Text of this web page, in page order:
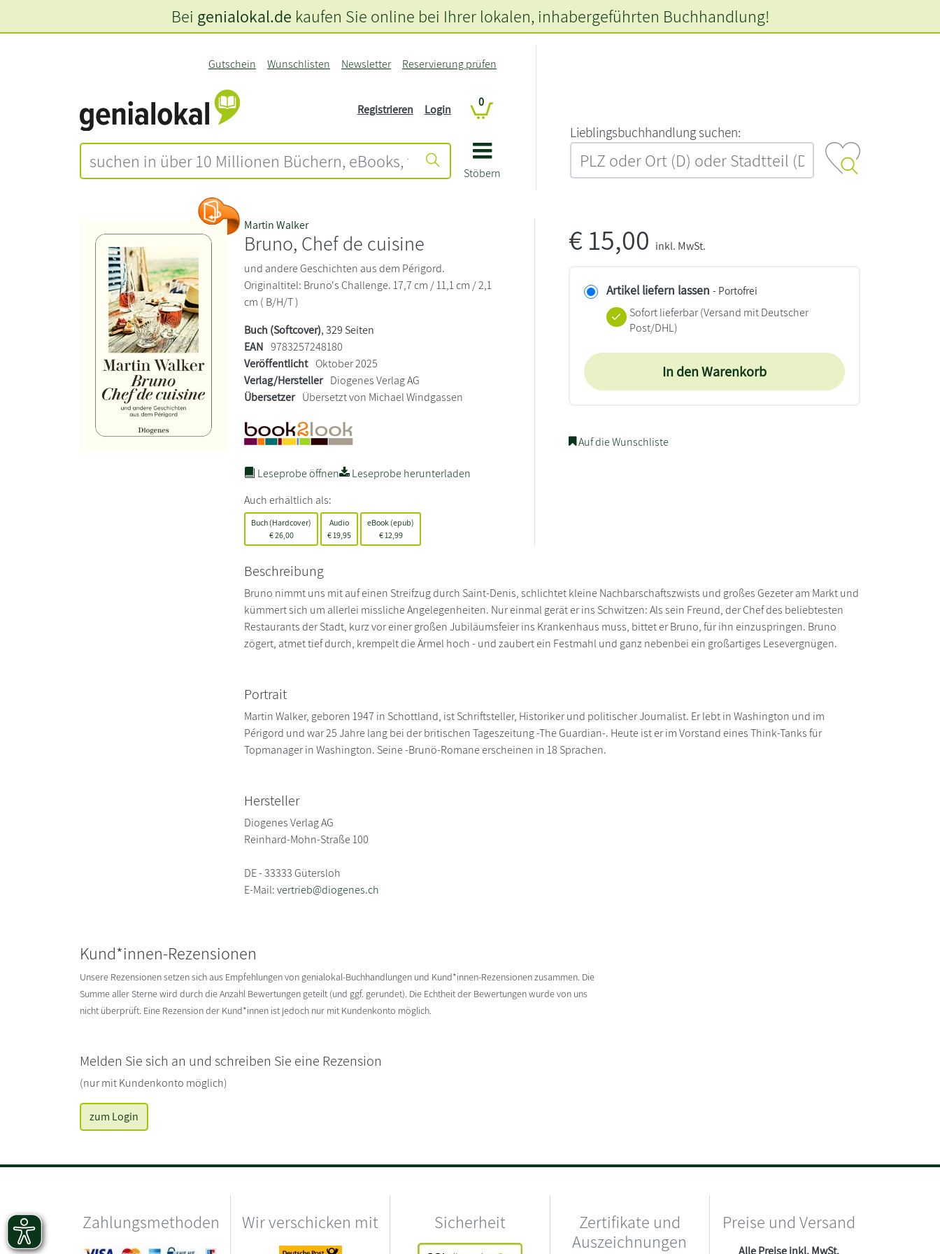
Stöbern
Gutschein Wunschlisten Newsletter Reservierung prüfen
Registrieren Login
0
L‍i‍e‍b‍l‍i‍n‍g‍s‍b‍u‍c‍h‍h‍a‍n‍d‍l‍u‍n‍g‍ ‍s‍u‍c‍h‍e‍n‍:‍
Bei genialokal.de kaufen Sie online bei Ihrer lokalen, inhabergeführten Buchhandlung!
Martin Walker
Bruno, Chef de cuisine
und andere Geschichten aus dem Périgord.
Originaltitel: Bruno's Challenge. 17,7 cm / 11,1 cm / 2,1
cm ( B/H/T )
Buch (Softcover), 329 Seiten
EAN 9783257248180
Veröffentlicht Oktober 2025
Verlag/Hersteller Diogenes Verlag AG
Übersetzer Übersetzt von Michael Windgassen
Leseprobe öffnen
Leseprobe herunterladen
Auch erhältlich als:
Buch (Hardcover)
€26,00
Audio
€ 19,95
eBook (epub)
€12,99
€15,00 inkl. MwSt.
Artikel liefern lassen - Portofrei
Sofort lieferbar(Versand mit Deutscher
Post/DHL)
In den Warenkorb
Auf die Wunschliste
Beschreibung
Bruno nimmt uns mit auf einen Streifzug durch Saint-Denis, schlichtet kleine Nachbarschaftszwists und großes Gezeter am Markt und
kümmert sich um allerlei missliche Angelegenheiten. Nur einmal gerät er ins Schwitzen: Als sein Freund, der Chef des beliebtesten
Restaurants der Stadt, kurz vor einer großen Jubiläumsfeier ins Krankenhaus muss, bittet er Bruno, für ihn einzuspringen. Bruno
zögert, atmet tief durch, krempelt die Ärmel hoch - und zaubert ein Festmahl und ganz nebenbei ein großartiges Lesevergnügen.
Portrait
Martin Walker, geboren 1947 in Schottland, ist Schriftsteller, Historiker und politischer Journalist. Er lebt in Washington und im
Périgord und war 25 Jahre lang bei der britischen Tageszeitung -The Guardian-. Heute ist er im Vorstand eines Think-Tanks für
Topmanager in Washington. Seine -Brunö-Romane erscheinen in 18 Sprachen.
Hersteller
Diogenes Verlag AG
Reinhard-Mohn-Straße 100
DE - 33333 Gütersloh
E-Mail:vertrieb@diogenes.ch
Kund*innen-Rezensionen
Unsere Rezensionen setzen sich aus Empfehlungen von genialokal-Buchhandlungen und Kund*innen-Rezensionen zusammen. Die
Summe aller Sterne wird durch die Anzahl Bewertungen geteilt (und ggf. gerundet). Die Echtheit der Bewertungen wurde von uns
nicht überprüft. Eine Rezension der Kund*innen ist jedoch nur mit Kundenkonto möglich.
Melden Sie sich an und schreiben Sie eine Rezension
(nur mit Kundenkonto möglich)
zum Login
Zahlungsmethoden Wir verschicken mit Sicherheit
Zertifikate und
Auszeichnungen
Preise und Versand
Alle Preise inkl. MwSt.